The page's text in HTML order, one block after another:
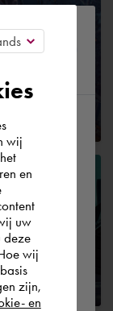
Rest of
country
wij
en
uw
deze
wij
zijn,
en